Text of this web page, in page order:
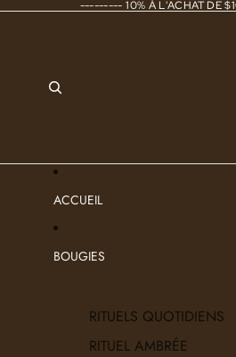
--------- 10% À L'ACHAT DE
ACCUEIL
BOUGIES
RITUELS QUOTIDIENS
RITUEL AMBRÉE